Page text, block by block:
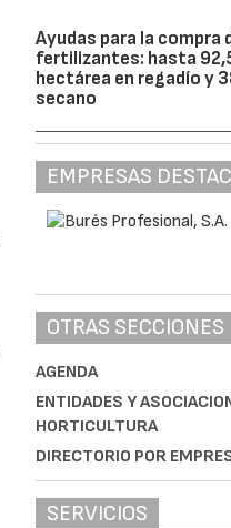
Ayudas para la compra
fertilizantes: hasta
hectárea en regadío y
secano
EMPRESAS
OTRAS SECCIONES
AGENDA
ENTIDADES Y
HORTICULTURA
DIRECTORIO POR
SERVICIOS